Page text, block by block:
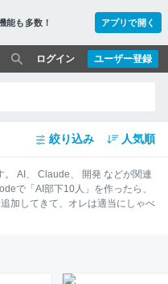
能も多数！ アプリで開く
ユーザー登録
ログイン
絞り込み 人気順
。 AI 、 Claude、 開発 などが関連
で「AI部下10人」を作ったら、
加してきて、オレは適当にしゃべ